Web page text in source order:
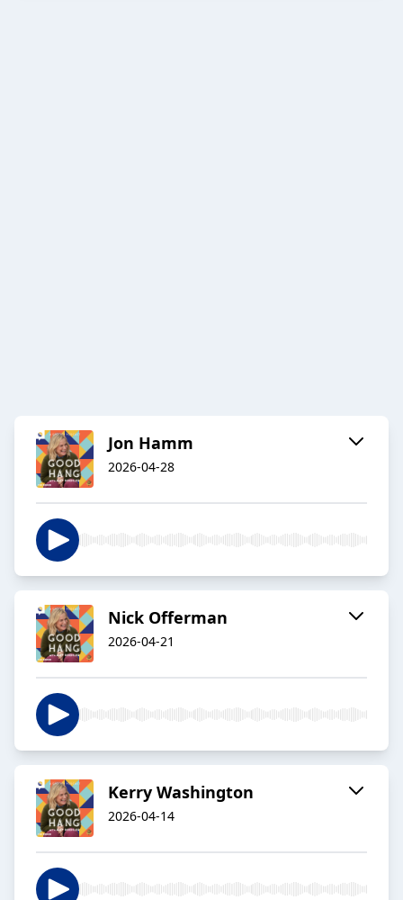
Jon Hamm
2026-04-28
Nick Offerman
2026-04-21
Kerry Washington
2026-04-14